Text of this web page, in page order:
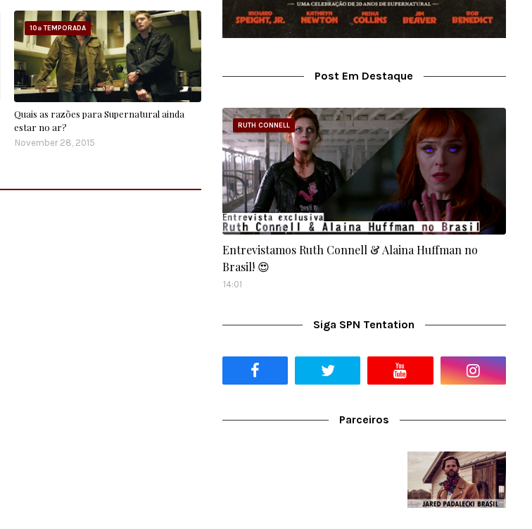
10ª TEMPORADA
Quais as razões para Supernatural ainda
estar no ar?
November 28, 2015
Post Em Destaque
RUTH CONNELL
Entrevistamos Ruth Connell & Alaina Huffman no
Brasil! 😍
14:01
Siga SPN Tentation
Parceiros